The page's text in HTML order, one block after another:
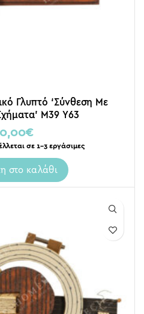
Γλυπτό ‘Σύνθεση Με
Μ39 Υ63
€
σε 1-3 εργάσιμες
στο καλάθι